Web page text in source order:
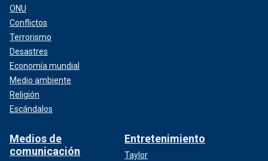
ONU
Conflictos
Terrorismo
Desastres
Economía mundial
Medio ambiente
Religión
Escándalos
Medios de
comunicación
Entretenimiento
Taylor